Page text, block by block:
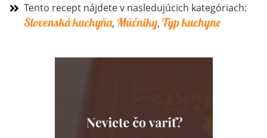
Tento recept nájdete v nasledujúcich kategóriach:
Slovenská kuchyňa, Múčniky, Typ kuchyne